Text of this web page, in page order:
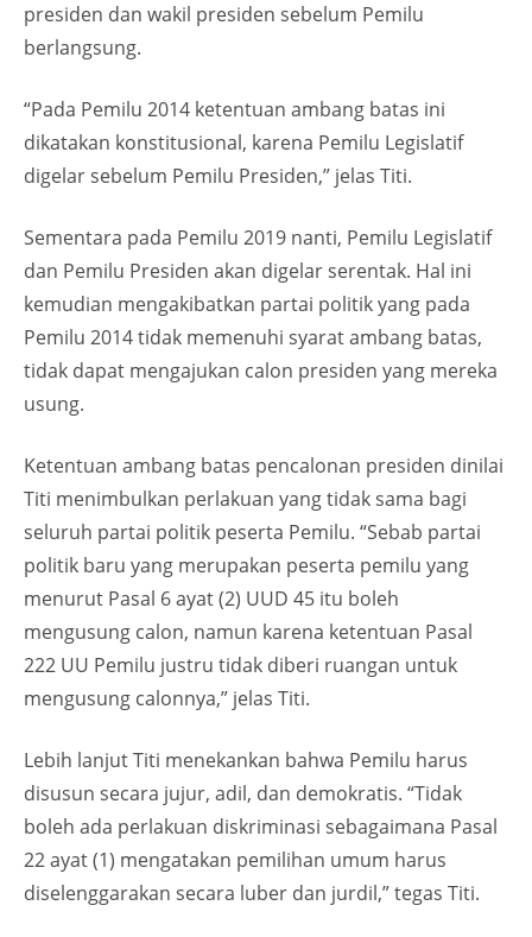
presiden dan wakil presiden sebelum Pemilu
berlangsung.
“Pada Pemilu 2014 ketentuan ambang batas ini
dikatakan konstitusional, karena Pemilu Legislatif
digelar sebelum Pemilu Presiden,” jelas Titi.
Sementara pada Pemilu 2019 nanti, Pemilu Legislatif
dan Pemilu Presiden akan digelar serentak. Hal ini
kemudian mengakibatkan partai politik yang pada
Pemilu 2014 tidak memenuhi syarat ambang batas,
tidak dapat mengajukan calon presiden yang mereka
usung.
Ketentuan ambang batas pencalonan presiden dinilai
Titi menimbulkan perlakuan yang tidak sama bagi
seluruh partai politik peserta Pemilu. “Sebab partai
politik baru yang merupakan peserta pemilu yang
menurut Pasal 6 ayat (2) UUD 45 itu boleh
mengusung calon, namun karena ketentuan Pasal
222 UU Pemilu justru tidak diberi ruangan untuk
mengusung calonnya,” jelas Titi.
Lebih lanjut Titi menekankan bahwa Pemilu harus
disusun secara jujur, adil, dan demokratis. “Tidak
boleh ada perlakuan diskriminasi sebagaimana Pasal
22 ayat (1) mengatakan pemilihan umum harus
diselenggarakan secara luber dan jurdil,” tegas Titi.